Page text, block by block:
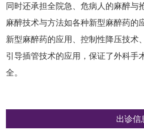
同时还承担全院急、危病人的麻醉与
麻醉技术与方法如各种新型麻醉药的
新型麻醉药的应用、控制性降压技术
引导插管技术的应用，保证了外科手
全。
出诊信